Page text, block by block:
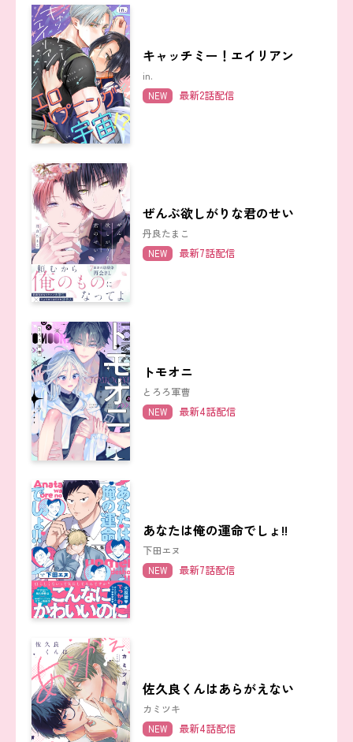
キャッチミー！エイリアン
in.
NEW 最新2話配信
ぜんぶ欲しがりな君のせい
丹良たまこ
NEW 最新7話配信
トモオニ
とろろ軍曹
NEW 最新4話配信
あなたは俺の運命でしょ!!
下田エヌ
NEW 最新7話配信
佐久良くんはあらがえない
カミツキ
NEW 最新4話配信